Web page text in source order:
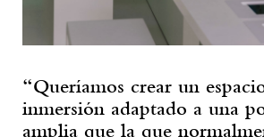
“Queríamos crear un
inmersión adaptado a una
amplia que la que